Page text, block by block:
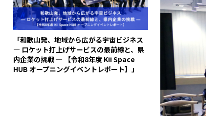
「和歌山発、地域から広がる宇宙ビジネス
― ロケット打上げサービスの最前線と、県
内企業の挑戦 ― 【令和8年度 Kii Space
HUB オープニングイベントレポート】」